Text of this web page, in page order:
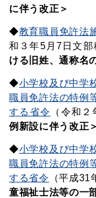
に伴う改正＞
◆教育職員免許法
和３年5月7日文部
ける旧姓、通称名
◆小学校及び中学
職員免許法の特例
する省令
（令和
例新設に伴う改正＞
◆小学校及び中学
職員免許法の特例
する省令
（平成
童福祉士法等の一